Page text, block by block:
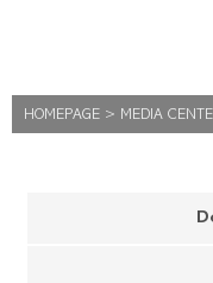
HOMEPAGE > MEDIA